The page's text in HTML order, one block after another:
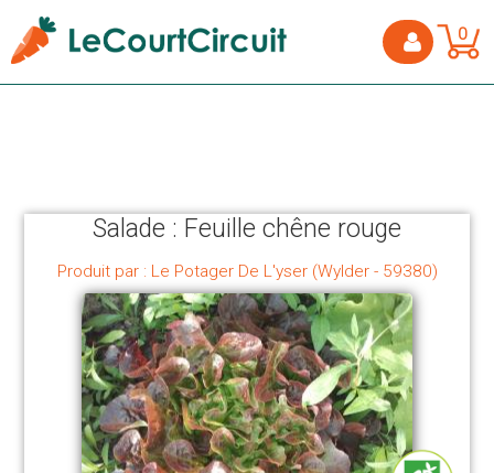
0
Salade : Feuille chêne rouge
Produit par : Le Potager De L'yser (Wylder - 59380)